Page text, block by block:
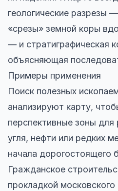
геологические разрезы
«срезы» земной коры
— и стратиграфическая
объясняющая
Примеры применения
Поиск полезных
анализируют карту,
перспективные зоны для
угля, нефти или редких
начала дорогостоящего
Гражданское
прокладкой московского